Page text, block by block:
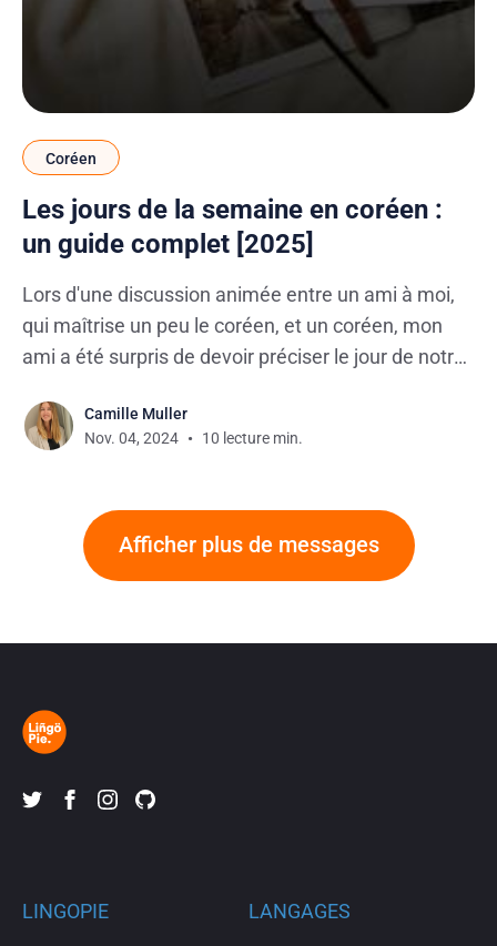
Coréen
Les jours de la semaine en coréen :
un guide complet [2025]
Lors d'une discussion animée entre un ami à moi,
qui maîtrise un peu le coréen, et un coréen, mon
ami a été surpris de devoir préciser le jour de notre
de vendredi cette semaine ?). Vous imaginez bien
que moi,
Camille Muller
Nov. 04, 2024
10 lecture min.
Afficher plus de messages
LINGOPIE LANGAGES